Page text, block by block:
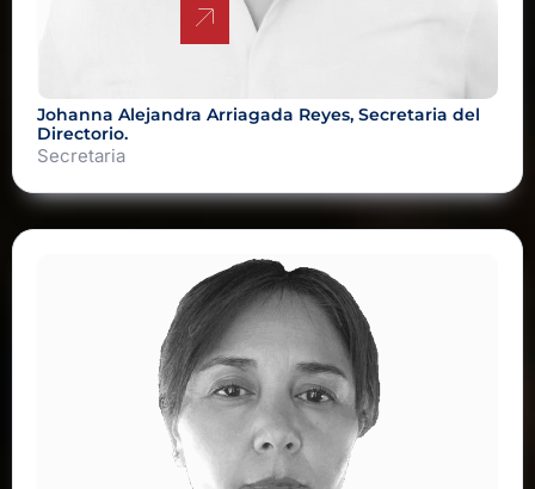
Johanna Alejandra Arriagada Reyes, Secretaria del
Directorio.
Secretaria